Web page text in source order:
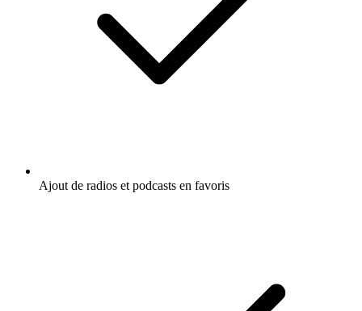
Ajout de radios et podcasts en favoris